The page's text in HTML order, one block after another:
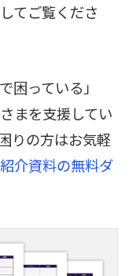
てご覧くださ
困っている」
まを支援してい
りの方はお気軽
介資料の無料ダ